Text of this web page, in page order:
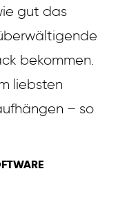
gut das
bekommen.
liebsten
– so